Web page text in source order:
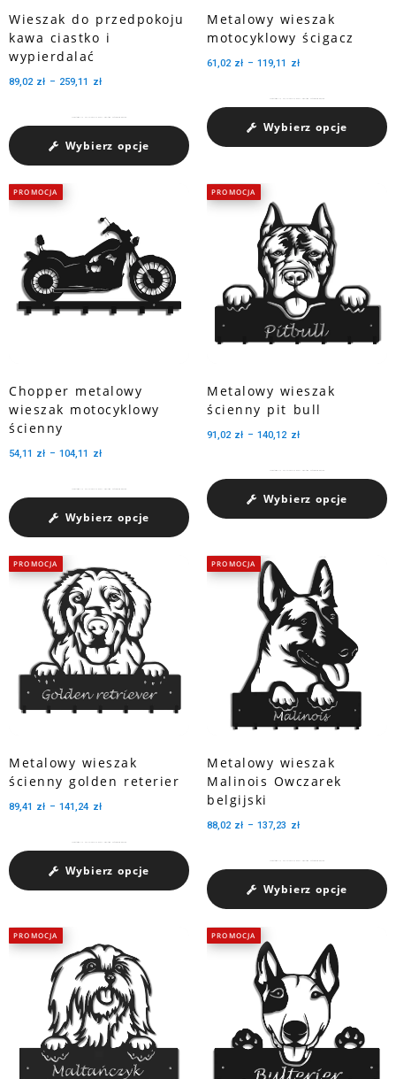
Wieszak do przedpokoju
kawa ciastko i
wypierdalać
89,02 zł – 259,11 zł
Wybierz opcje
Metalowy wieszak
motocyklowy ścigacz
61,02 zł – 119,11 zł
Wybierz opcje
PROMOCJA
Chopper metalowy
wieszak motocyklowy
ścienny
54,11 zł – 104,11 zł
Wybierz opcje
PROMOCJA
Metalowy wieszak
ścienny pit bull
91,02 zł – 140,12 zł
Wybierz opcje
PROMOCJA
Metalowy wieszak
ścienny golden reterier
89,41 zł – 141,24 zł
Wybierz opcje
PROMOCJA
Metalowy wieszak
Malinois Owczarek
belgijski
88,02 zł – 137,23 zł
Wybierz opcje
PROMOCJA PROMOCJA